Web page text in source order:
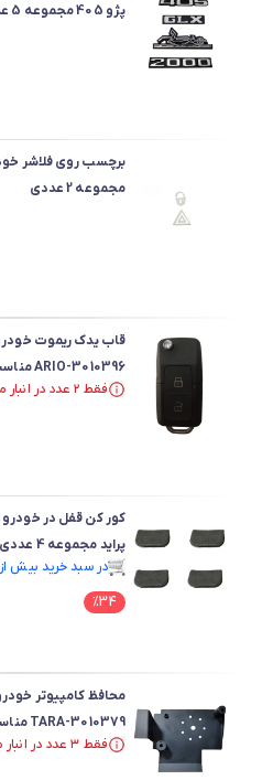
پژو 405 مجموعه 5 عددی
مجموعه 2 عددی
ARIO-3010396 مناسب برای آریو
فقط ۲ عدد در انبار موجود است.
پراید مجموعه 4 عددی
در سبد خرید بیش از ۳۰ نفر.
%34
TARA-3010379 مناسب برای تارا
فقط ۳ عدد در انبار موجود است.